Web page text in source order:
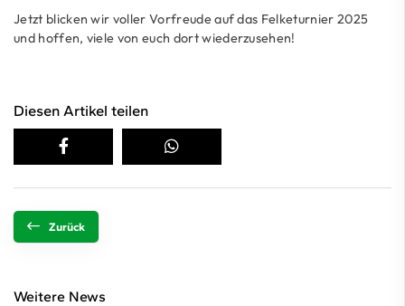
Jetzt blicken wir voller Vorfreude auf das Felketurnier 2025
und hoffen, viele von euch dort wiederzusehen!
Diesen Artikel teilen
Zurück
Weitere News